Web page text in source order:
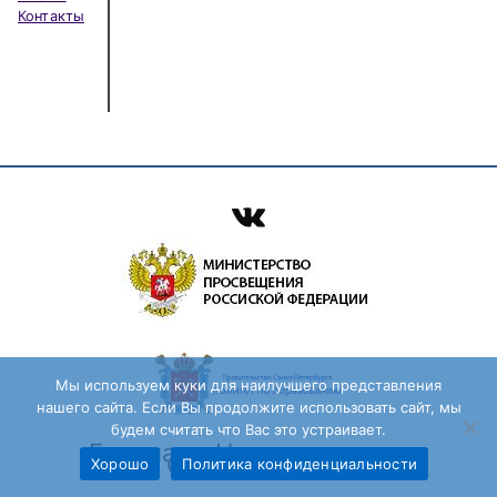
Контакты
ВКонтакте
Главная Новости школы
Образование
Мы используем куки для наилучшего представления
нашего сайта. Если Вы продолжите использовать сайт, мы
будем считать что Вас это устраивает.
Хорошо
Политика конфиденциальности